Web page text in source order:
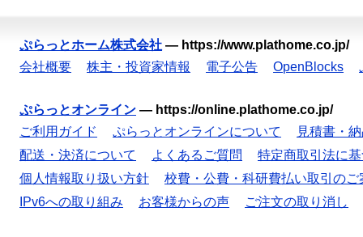
ぷらっとホーム株式会社 — https://www.plathome.co.jp/
会社概要
株主・投資家情報 電子公告 OpenBlocks
ぷらっとオンライン — https://online.plathome.co.jp/
ご利用ガイド
ぷらっとオンラインについて
見積書・
配送・決済について
よくあるご質問
特定商取引法に
個人情報取り扱い方針
校費・公費・科研費払い取引のご
IPv6への取り組み
お客様からの声 ご注文の取り消し